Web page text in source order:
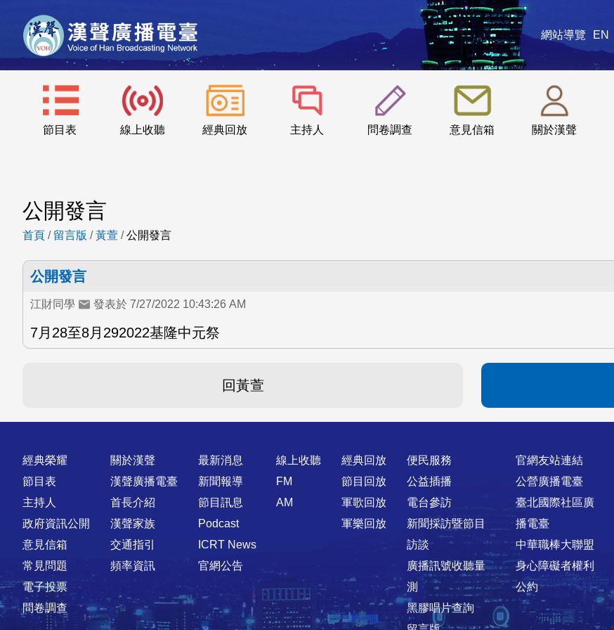
網站導覽 EN
節目表 線上收聽 經典回放 主持人 問卷調查 意見信箱 關於漢聲
:::
公開發言
首頁 / 留言版 /黃萱 /公開發言
公開發言
江財同學 發表於 7/27/2022 10:43:26 AM
7月28至8月292022基隆中元祭
回黃萱
快速連結
經典榮耀
節目表
主持人
政府資訊公開
意見信箱
常見問題
電子投票
問卷調查
關於漢聲
漢聲廣播電臺
首長介紹
漢聲家族
交通指引
頻率資訊
最新消息
新聞報導
節目訊息
Podcast
ICRT News
官網公告
線上收聽
FM
AM
經典回放
節目回放
軍歌回放
軍樂回放
便民服務
公益插播
電台參訪
新聞採訪暨節目
訪談
廣播訊號收聽量
測
黑膠唱片查詢
官網友站連結
公營廣播電臺
臺北國際社區廣
播電臺
中華職棒大聯盟
身心障礙者權利
公約